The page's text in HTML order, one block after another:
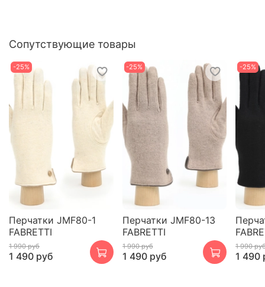
Сопутствующие товары
-25%
Перчатки JMF80-1
FABRETTI
1 990 руб
1 490 руб
-25%
Перчатки JMF80-13
FABRETTI
1 990 руб
1 490 руб
-25%
1 990
1 490